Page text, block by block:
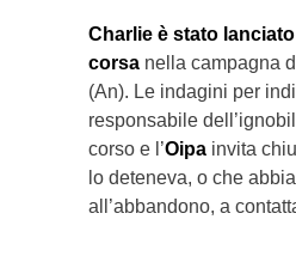
Charlie è stato
corsa nella campagna
(An). Le indagini per
responsabile
corso e l’Oipa invita
lo deteneva, o che
all’abbandono, a